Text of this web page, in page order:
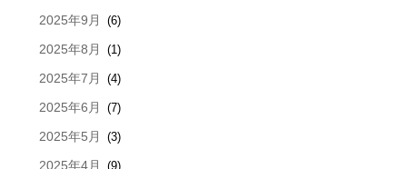
2025年9月 (6)
2025年8月 (1)
2025年7月 (4)
2025年6月 (7)
2025年5月 (3)
2025年4月 (9)